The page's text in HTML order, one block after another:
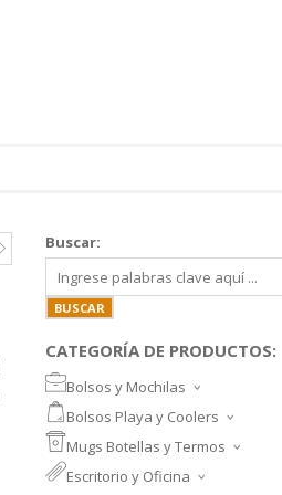
Buscar:
CATEGORÍA DE PRODUCTOS:
Bolsos y Mochilas
MOCHILAS DEPORTIVAS
MOCHILAS NOTEBOOK
MALETINES Y FUNDAS
Bolsos Playa y Coolers
BOLSOS DE PLAYA
COOLERS
MORRALES
Mugs Botellas y Termos
MUGS
TAZA DE VIDRIO
Escritorio y Oficina